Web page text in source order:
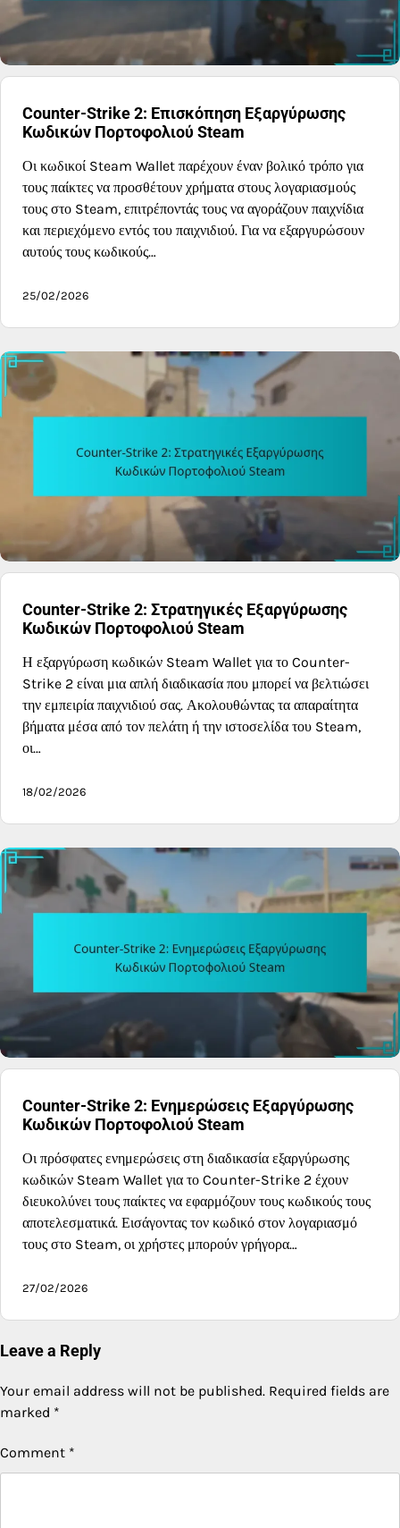
Counter-Strike 2: Επισκόπηση Εξαργύρωσης
Κωδικών Πορτοφολιού Steam
Οι κωδικοί Steam Wallet παρέχουν έναν βολικό τρόπο για
τους παίκτες να προσθέτουν χρήματα στους λογαριασμούς
τους στο Steam, επιτρέποντάς τους να αγοράζουν παιχνίδια
και περιεχόμενο εντός του παιχνιδιού. Για να εξαργυρώσουν
αυτούς τους κωδικούς…
25/02/2026
Counter-Strike 2: Στρατηγικές Εξαργύρωσης
Κωδικών Πορτοφολιού Steam
Η εξαργύρωση κωδικών Steam Wallet για το Counter-
Strike 2 είναι μια απλή διαδικασία που μπορεί να βελτιώσει
την εμπειρία παιχνιδιού σας. Ακολουθώντας τα απαραίτητα
βήματα μέσα από τον πελάτη ή την ιστοσελίδα του Steam,
οι…
18/02/2026
Counter-Strike 2: Ενημερώσεις Εξαργύρωσης
Κωδικών Πορτοφολιού Steam
Οι πρόσφατες ενημερώσεις στη διαδικασία εξαργύρωσης
κωδικών Steam Wallet για το Counter-Strike 2 έχουν
διευκολύνει τους παίκτες να εφαρμόζουν τους κωδικούς τους
αποτελεσματικά. Εισάγοντας τον κωδικό στον λογαριασμό
τους στο Steam, οι χρήστες μπορούν γρήγορα…
27/02/2026
Leave a Reply
Your email address will not be published. Required fields are
marked *
Comment *